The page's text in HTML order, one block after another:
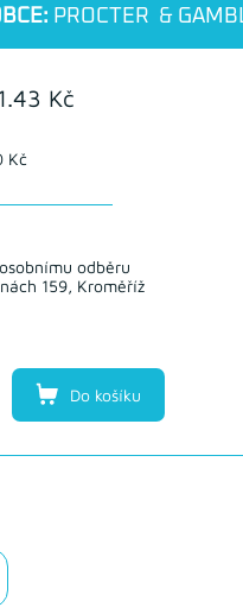
PROCTER &
Kč
Kč
odběru
159, Kroměříž
Do košíku